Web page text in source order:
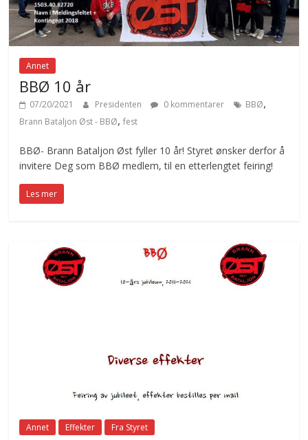
Annet
BBØ 10 år
07/20/2021 Presidenten 0 kommentarer BBØ,
Brann Bataljon Øst - BBØ,fest
BBØ- Brann Bataljon Øst fyller 10 år! Styret ønsker derfor å
invitere Deg som BBØ medlem, til en etterlengtet feiring!
Les mer
Annet Effekter Fra Styret